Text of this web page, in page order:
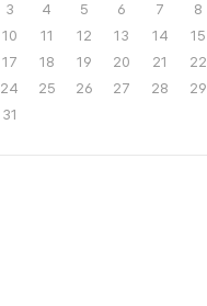
3 4 5 6 7
8
10 11 12 13 14
15
17 18 19 20 21
22
24 25 26 27 28
29
31